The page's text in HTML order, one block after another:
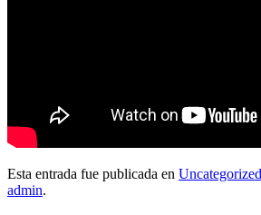
Esta entrada fue publicada en Uncategorized
admin.